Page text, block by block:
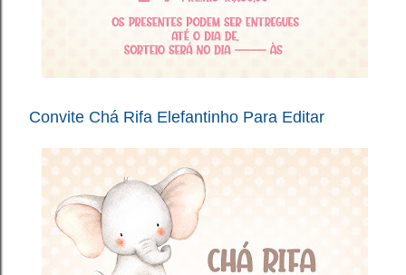
Convite Chá Rifa Elefantinho Para Editar